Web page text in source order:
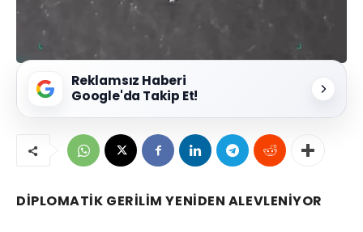
Reklamsız Haberi
Google'da Takip Et!
DİPLOMATİK GERİLİM YENİDEN ALEVLENİYOR